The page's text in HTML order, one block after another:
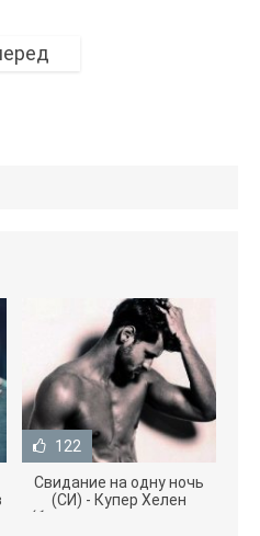
122
Свидание на одну ночь
(СИ) - Купер Хелен
(бесплатные серии книг